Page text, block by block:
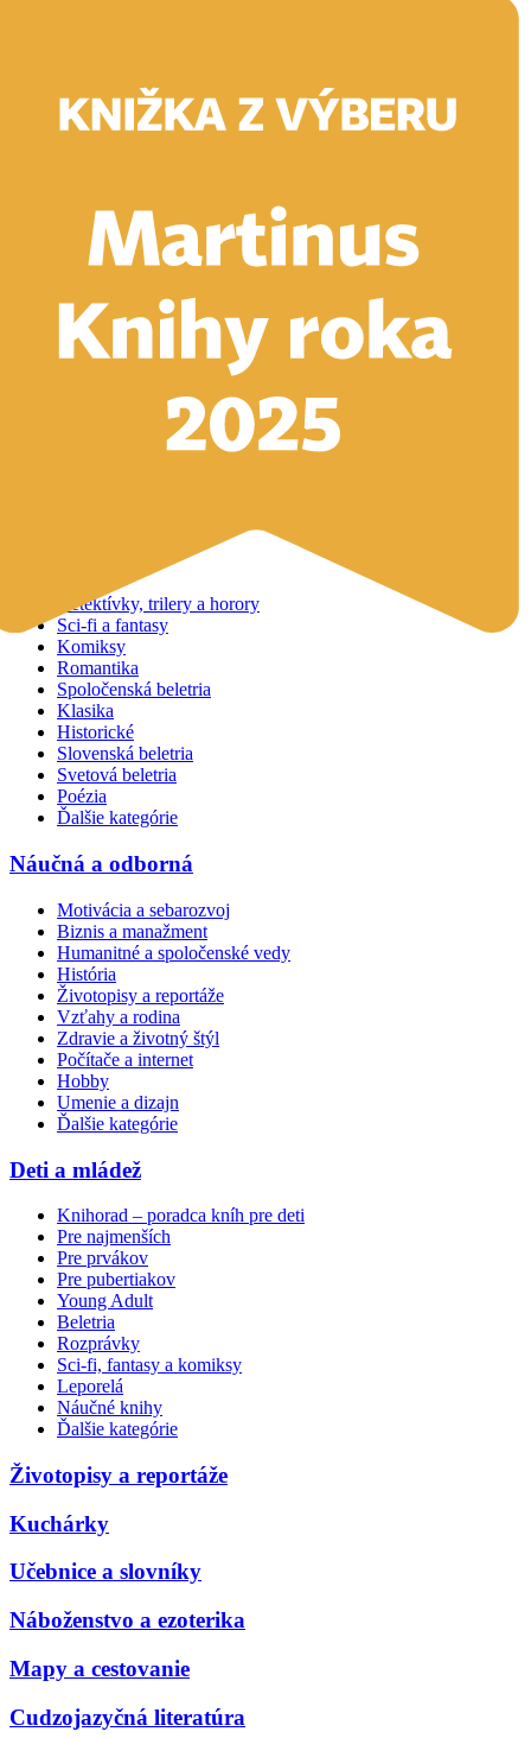
Vyhľadávanie
Vyhľadávanie
Detektívky, trilery a horory
Sci-fi a fantasy
Komiksy
Romantika
Spoločenská beletria
Klasika
Historické
Slovenská beletria
Svetová beletria
Poézia
Ďalšie kategórie
Náučná a odborná
Motivácia a sebarozvoj
Biznis a manažment
Humanitné a spoločenské vedy
História
Životopisy a reportáže
Vzťahy a rodina
Zdravie a životný štýl
Počítače a internet
Hobby
Umenie a dizajn
Ďalšie kategórie
Deti a mládež
Knihorad – poradca kníh pre deti
Pre najmenších
Pre prvákov
Pre pubertiakov
Young Adult
Beletria
Rozprávky
Sci-fi, fantasy a komiksy
Leporelá
Náučné knihy
Ďalšie kategórie
Životopisy a reportáže
Kuchárky
Učebnice a slovníky
Náboženstvo a ezoterika
Mapy a cestovanie
Cudzojazyčná literatúra